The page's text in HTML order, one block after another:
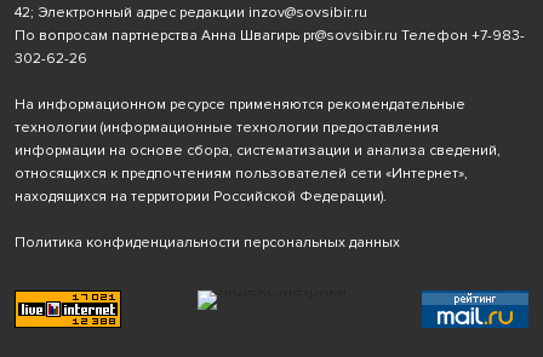
42; Электронный адрес редакции inzov@sovsibir.ru
По вопросам партнерства Анна Швагирь pr@sovsibir.ru Телефон +7-983-
302-62-26
На информационном ресурсе применяются рекомендательные
технологии (информационные технологии предоставления
информации на основе сбора, систематизации и анализа сведений,
относящихся к предпочтениям пользователей сети «Интернет»,
находящихся на территории Российской Федерации).
Политика конфиденциальности персональных данных